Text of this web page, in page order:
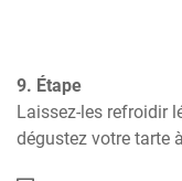
9. Étape
Laissez-les refroidir
dégustez votre tarte